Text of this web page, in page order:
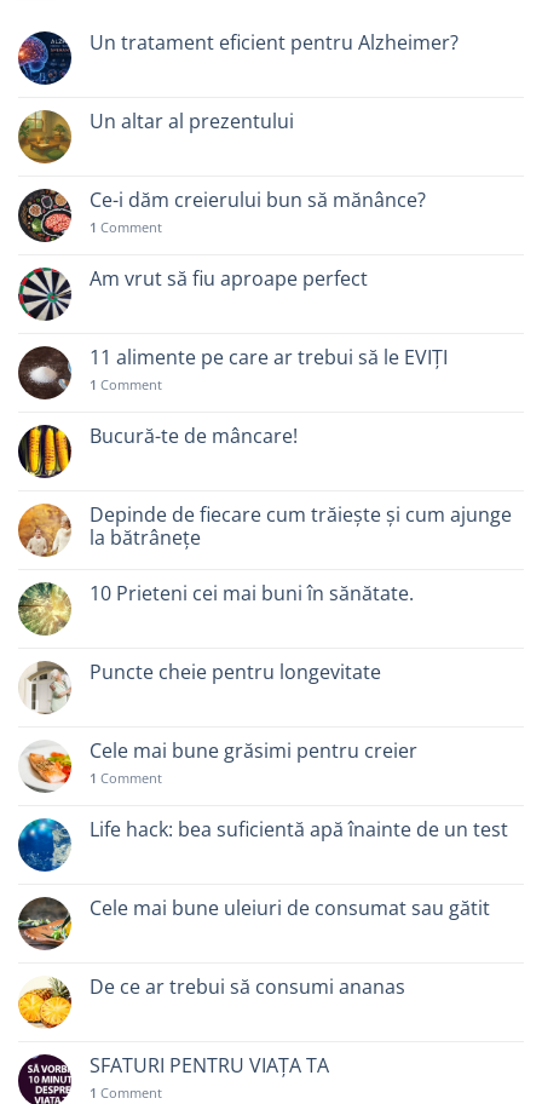
Un tratament eficient pentru Alzheimer?
Un altar al prezentului
Ce-i dăm creierului bun să mănânce?
1 Comment
Am vrut să fiu aproape perfect
11 alimente pe care ar trebui să le EVIȚI
1 Comment
Bucură-te de mâncare!
Depinde de fiecare cum trăiește și cum ajunge
la bătrânețe
10 Prieteni cei mai buni în sănătate.
Puncte cheie pentru longevitate
Cele mai bune grăsimi pentru creier
1 Comment
Life hack: bea suficientă apă înainte de un test
Cele mai bune uleiuri de consumat sau gătit
De ce ar trebui să consumi ananas
SFATURI PENTRU VIAȚA TA
1 Comment